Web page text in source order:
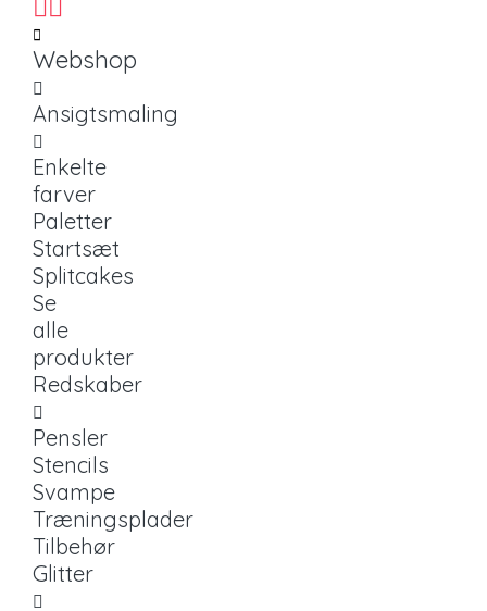
Webshop
Ansigtsmaling
Enkelte
farver
Paletter
Startsæt
Splitcakes
Se
alle
produkter
Redskaber
Pensler
Stencils
Svampe
Træningsplader
Tilbehør
Glitter